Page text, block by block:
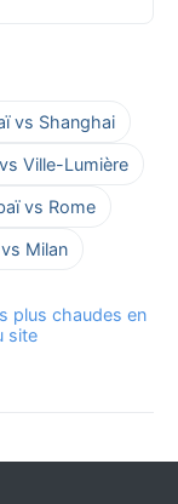
vs Shanghai
Ville-Lumière
vs Rome
Milan
plus chaudes en
site